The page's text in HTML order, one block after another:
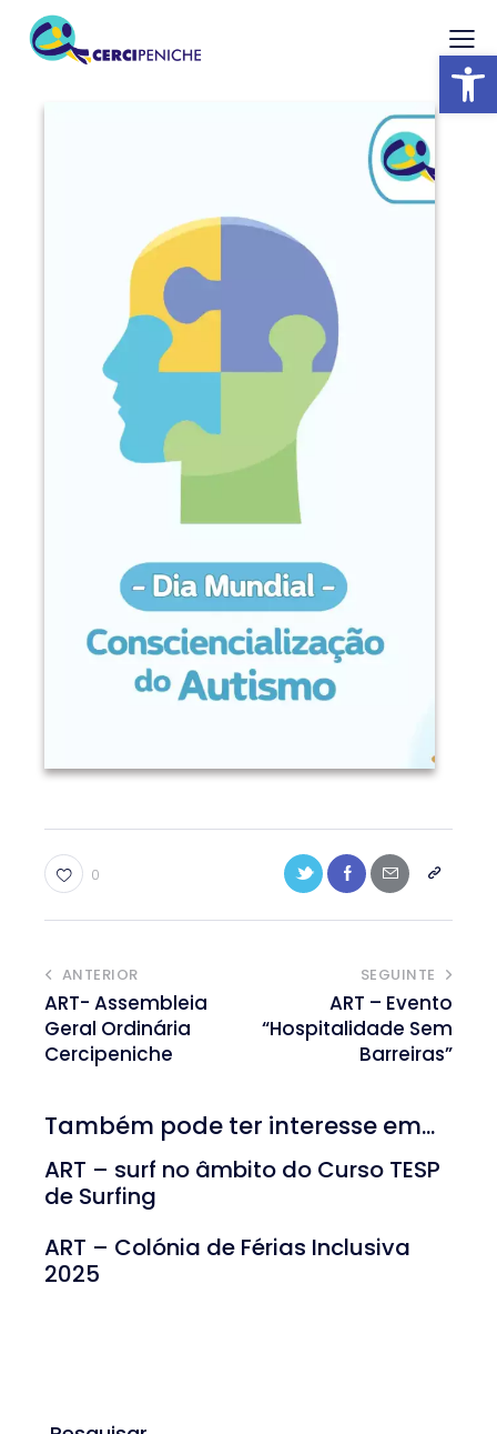
Abrir barra
0
ANTERIOR
ART- Assembleia
Geral Ordinária
Cercipeniche
SEGUINTE
ART – Evento
“Hospitalidade Sem
Barreiras”
Também pode ter interesse em...
ART – surf no âmbito do Curso TESP
de Surfing
ART – Colónia de Férias Inclusiva
2025